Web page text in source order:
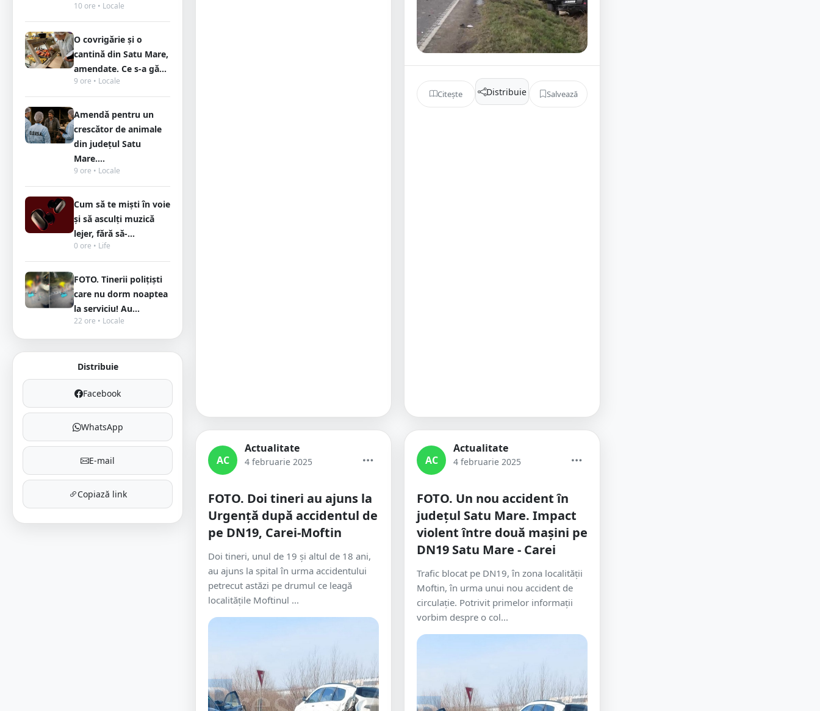
10 ore • Locale
O covrigărie și o
cantină din Satu Mare,
amendate. Ce s-a gă...
9 ore • Locale
Amendă pentru un
crescător de animale
din județul Satu
Mare....
9 ore • Locale
Cum să te miști în voie
și să asculți muzică
lejer, fără să-...
0 ore • Life
FOTO. Tinerii polițiști
care nu dorm noaptea
la serviciu! Au...
22 ore • Locale
Distribuie
Facebook
WhatsApp
E-mail
Copiază link
Citește Distribuie Salvează
AC
Actualitate
4 februarie 2025
FOTO. Doi tineri au ajuns la
Urgență după accidentul de
pe DN19, Carei-Moftin
Doi tineri, unul de 19 și altul de 18 ani,
au ajuns la spital în urma accidentului
petrecut astăzi pe drumul ce leagă
localitățile Moftinul ...
AC
Actualitate
4 februarie 2025
FOTO. Un nou accident în
județul Satu Mare. Impact
violent între două mașini pe
DN19 Satu Mare - Carei
Trafic blocat pe DN19, în zona localității
Moftin, în urma unui nou accident de
circulație. Potrivit primelor informații
vorbim despre o col...